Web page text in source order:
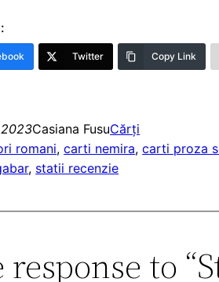
Twitter Copy Link
Casiana FusuCărți
romani, carti nemira, carti proza
, statii recenzie
response to